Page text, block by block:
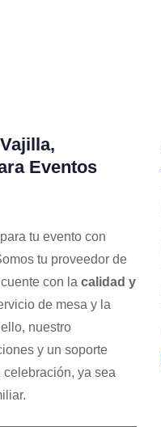
Eventos
tu evento con
tu proveedor de
con la calidad y
de mesa y la
nuestro
y un soporte
ya sea